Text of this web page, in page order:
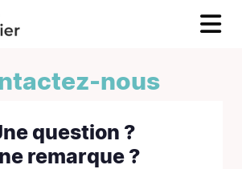
nous
question ?
remarque ?